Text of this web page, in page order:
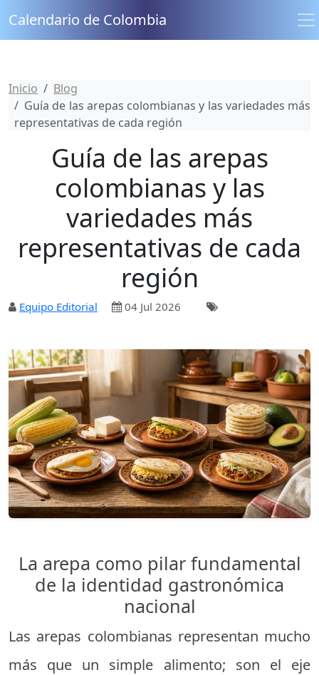
Calendario de Colombia
Inicio
Blog
Guía de las arepas colombianas y las variedades más
representativas de cada región
Guía de las arepas
colombianas y las
variedades más
representativas de cada
región
Equipo Editorial 04 Jul 2026
La arepa como pilar fundamental
de la identidad gastronómica
nacional
Las arepas colombianas representan mucho
más que un simple alimento; son el eje